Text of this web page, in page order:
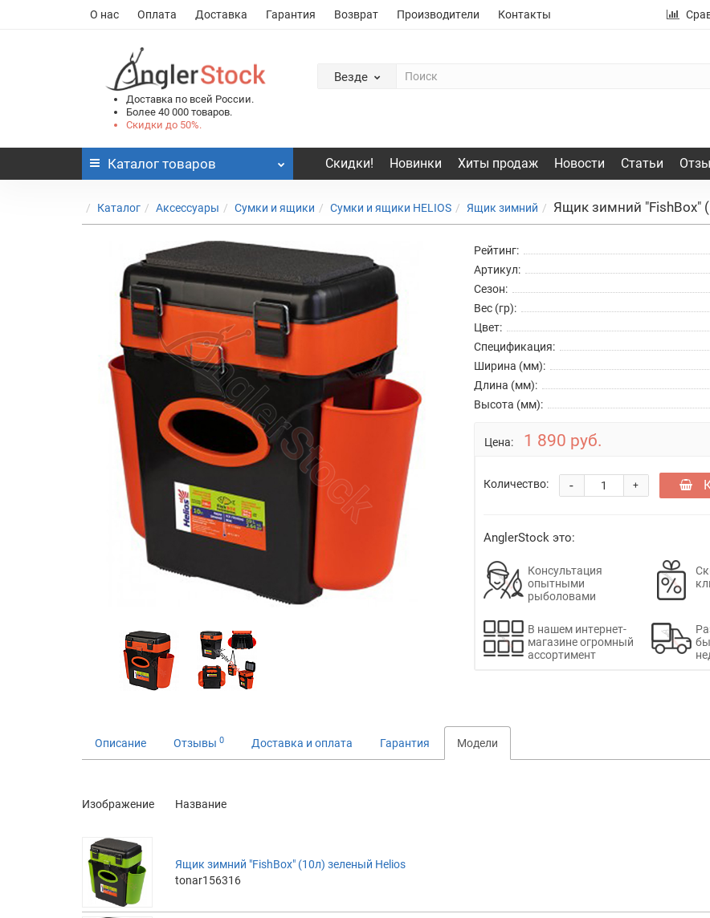
О нас Оплата Доставка Гарантия Возврат Производители Контакты
Доставка по всей России.
Более 40 000 товаров.
Скидки до 50%.
Везде
Каталог товаров Скидки! Новинки Хиты продаж Новости Статьи
Каталог Аксессуары Сумки и ящики Сумки и ящики HELIOS Ящик зимний Ящик зимний "FishBox"
Рейтинг:
Артикул:
Сезон:
Вес (гр):
Цвет:
Спецификация:
Ширина (мм):
Длина (мм):
Высота (мм):
Цена: 1 890 руб.
Количество: +
-
AnglerStock это:
Консультация
опытными
рыболовами
В нашем интернет-
магазине огромный
ассортимент
Описание Отзывы 0 Доставка и оплата Гарантия Модели
Изображение Название
Ящик зимний "FishBox" (10л) зеленый Helios
tonar156316